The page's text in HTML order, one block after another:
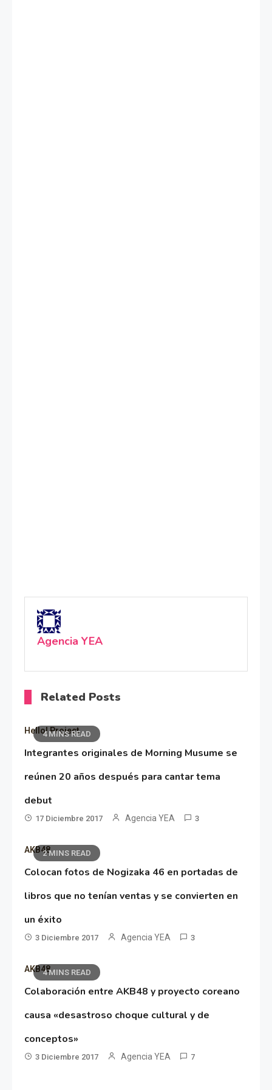
Agencia YEA
Related Posts
4 MINS READ
Hello! Project
Integrantes originales de Morning Musume se
reúnen 20 años después para cantar tema
debut
17 Diciembre 2017 Agencia YEA 3
2 MINS READ
AKB48
Colocan fotos de Nogizaka 46 en portadas de
libros que no tenían ventas y se convierten en
un éxito
3 Diciembre 2017 Agencia YEA 3
4 MINS READ
AKB48
Colaboración entre AKB48 y proyecto coreano
causa «desastroso choque cultural y de
conceptos»
3 Diciembre 2017 Agencia YEA 7